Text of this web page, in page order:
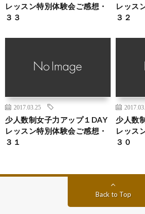
レッスン特別体験会ご感想・
３３
レッス
３２
2017.03.25
少人数制女子力アップ１DAY
レッスン特別体験会ご感想・
３１
少人数
レッス
３０
Back to Top